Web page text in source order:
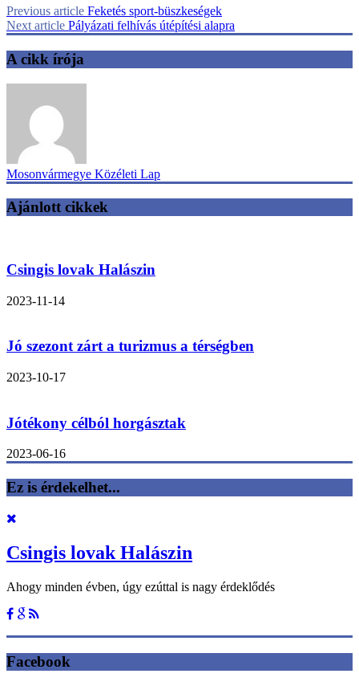
Previous article Feketés sport-büszkeségek
Next article Pályázati felhívás útépítési alapra
A cikk írója
Mosonvármegye Közéleti Lap
Ajánlott cikkek
Csingis lovak Halászin
2023-11-14
Jó szezont zárt a turizmus a térségben
2023-10-17
Jótékony célból horgásztak
2023-06-16
Ez is érdekelhet...
Csingis lovak Halászin
Ahogy minden évben, úgy ezúttal is nagy érdeklődés
Facebook